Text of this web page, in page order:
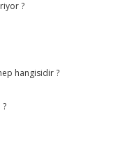
?
hangisidir ?